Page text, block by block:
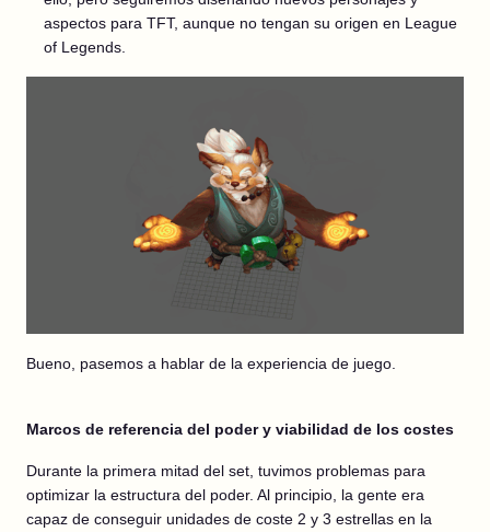
aspectos para TFT, aunque no tengan su origen en League
of Legends.
Bueno, pasemos a hablar de la experiencia de juego.
Marcos de referencia del poder y viabilidad de los costes
Durante la primera mitad del set, tuvimos problemas para
optimizar la estructura del poder. Al principio, la gente era
capaz de conseguir unidades de coste 2 y 3 estrellas en la